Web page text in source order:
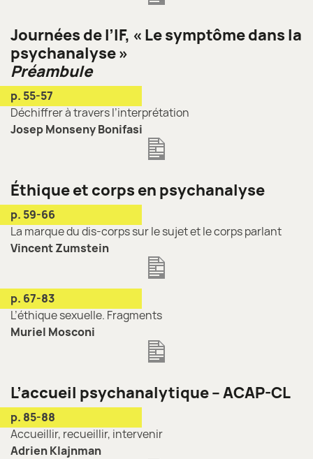
Journées de l’IF, « Le symptôme dans la
psychanalyse »
Préambule
p. 55-57
Déchiffrer à travers l’interprétation
Josep Monseny Bonifasi
Éthique et corps en psychanalyse
p. 59-66
La marque du dis-corps sur le sujet et le corps parlant
Vincent Zumstein
p. 67-83
L’éthique sexuelle. Fragments
Muriel Mosconi
L’accueil psychanalytique – ACAP-CL
p. 85-88
Accueillir, recueillir, intervenir
Adrien Klajnman